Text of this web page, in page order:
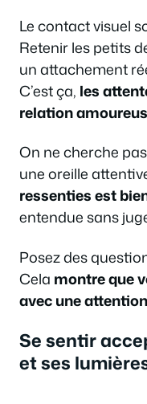
Le contact visuel
Retenir les petits
un attachement
C’est ça, les
relation
On ne cherche
une oreille
ressenties est
entendue sans
Posez des
Cela montre que
avec une
Se sentir
et ses